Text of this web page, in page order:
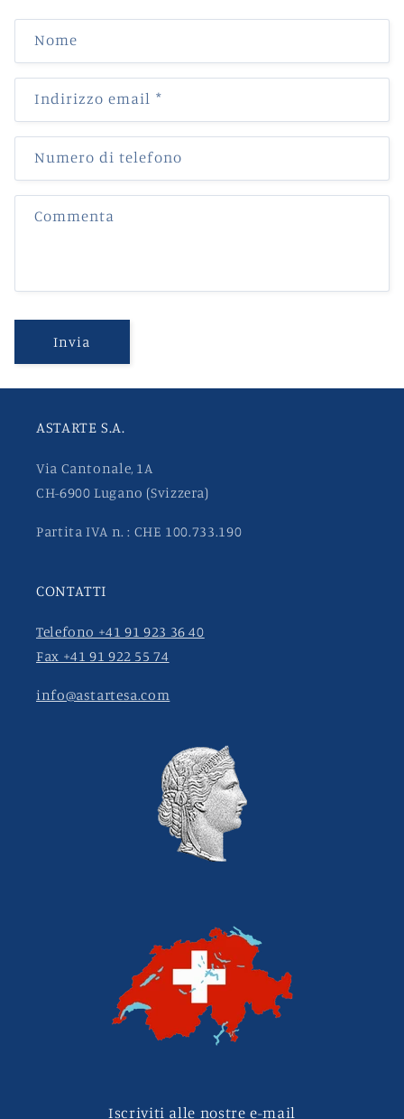
Nome
Indirizzo email *
Numero di telefono
Commenta
Invia
ASTARTE S.A.
Via Cantonale, 1A
CH-6900 Lugano (Svizzera)
Partita IVA n. : CHE 100.733.190
CONTATTI
Telefono +41 91 923 36 40
Fax +41 91 922 55 74
info@astartesa.com
Iscriviti alle nostre e-mail